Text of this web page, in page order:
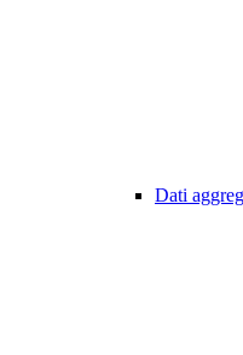
Dati